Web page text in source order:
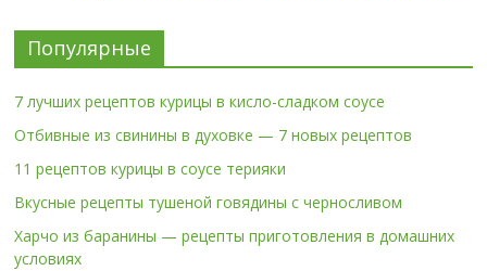
Популярные
7 лучших рецептов курицы в кисло-сладком соусе
Отбивные из свинины в духовке — 7 новых рецептов
11 рецептов курицы в соусе терияки
Вкусные рецепты тушеной говядины с черносливом
Харчо из баранины — рецепты приготовления в домашних
условиях